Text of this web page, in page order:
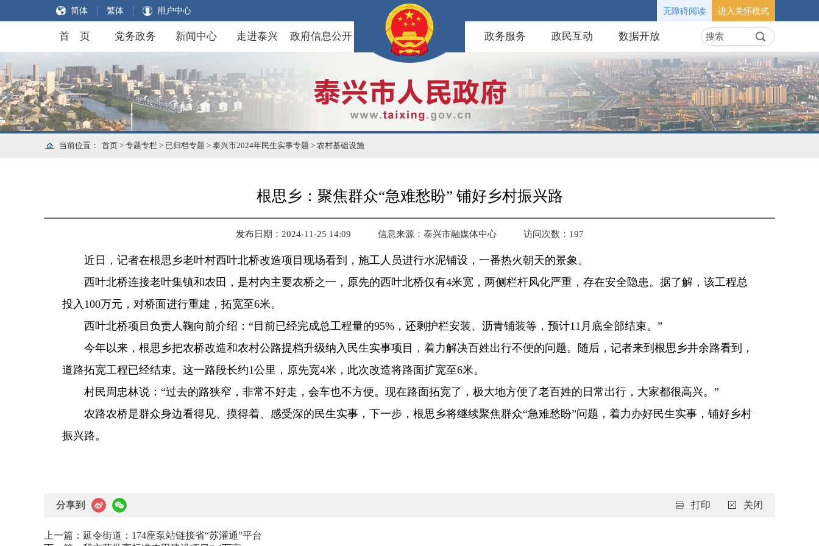
简体 繁体 用户中心 无障碍阅读 进入关怀模式
首 页 党务政务 新闻中心 走进泰兴 政府信息公开 政务服务 政民互动 数据开放
当前位置： 首页 > 专题专栏 > 已归档专题 > 泰兴市2024年民生实事专题 > 农村基础设施
根思乡：聚焦群众“急难愁盼” 铺好乡村振兴路
发布日期：2024-11-25 14:09 信息来源：泰兴市融媒体中心 访问次数： 197
近日，记者在根思乡老叶村西叶北桥改造项目现场看到，施工人员进行水泥铺设，一番热火朝天的景象。
西叶北桥连接老叶集镇和农田，是村内主要农桥之一，原先的西叶北桥仅有4米宽，两侧栏杆风化严重，存在安全隐患。据了解，该工程总
投入100万元，对桥面进行重建，拓宽至6米。
西叶北桥项目负责人鞠向前介绍：“目前已经完成总工程量的95%，还剩护栏安装、沥青铺装等，预计11月底全部结束。”
今年以来，根思乡把农桥改造和农村公路提档升级纳入民生实事项目，着力解决百姓出行不便的问题。随后，记者来到根思乡井余路看到，
道路拓宽工程已经结束。这一路段长约1公里，原先宽4米，此次改造将路面扩宽至6米。
村民周忠林说：“过去的路狭窄，非常不好走，会车也不方便。现在路面拓宽了，极大地方便了老百姓的日常出行，大家都很高兴。”
农路农桥是群众身边看得见、摸得着、感受深的民生实事，下一步，根思乡将继续聚焦群众“急难愁盼”问题，着力办好民生实事，铺好乡村
振兴路。
分享到 打印 关闭
上一篇： 延令街道：174座泵站链接省“苏灌通”平台